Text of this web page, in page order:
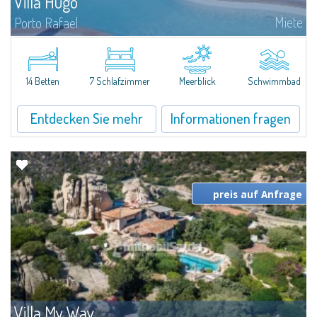
Porto Rafael Miete
In der exklusiven und malerischen Ortschaft Porto Rafael liegt die Villa
Hugo, eine der größten Villen in Porto Rafael, ein charmantes Anwesen in
beneidenswerter Panoramalage mit herrlichem Meerblick, in der...
14 Betten 7 Schlafzimmer Meerblick Schwimmbad
Entdecken Sie mehr Informationen fragen
Villa My Way
preis auf Anfrage